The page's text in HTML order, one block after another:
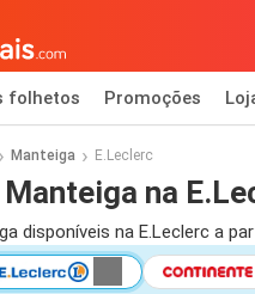
folhetos Promoções
Manteiga E.Leclerc
na
disponíveis na E.Leclerc a